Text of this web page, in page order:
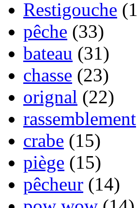
Restigouche
pêche (33)
bateau (31)
chasse (23)
orignal (22)
rassemblement
crabe (15)
piège (15)
pêcheur (14)